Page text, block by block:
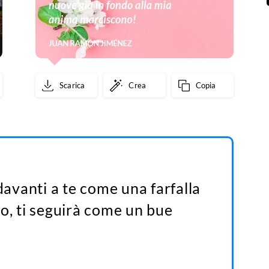
Scarica Crea Copia
a te come una farfalla
ti seguirà come un bue